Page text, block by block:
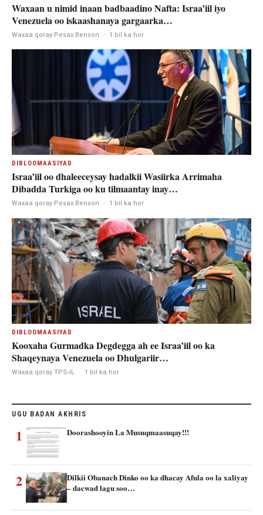
Waxaan u nimid inaan badbaadino Nafta: Israa’iil iyo
Venezuela oo iskaashanaya gargaarka…
Waxaa qoray Pesax Benson · 1 bil ka hor
DIBLOOMAASIYAD
Israa’iil oo dhaleeceysay hadalkii Wasiirka Arrimaha
Dibadda Turkiga oo ku tilmaantay inay…
Waxaa qoray Pesax Benson · 1 bil ka hor
DIBLOOMAASIYAD
Kooxaha Gurmadka Degdegga ah ee Israa’iil oo ka
Shaqeynaya Venezuela oo Dhulgariir…
Waxaa qoray TPS-IL · 1 bil ka hor
UGU BADAN AKHRIS
1 Doorashooyin La Musuqmaasuqay!!!
2
Dilkii Obanach Dinko oo ka dhacay Afula oo la xaliyay
– dacwad lagu soo…